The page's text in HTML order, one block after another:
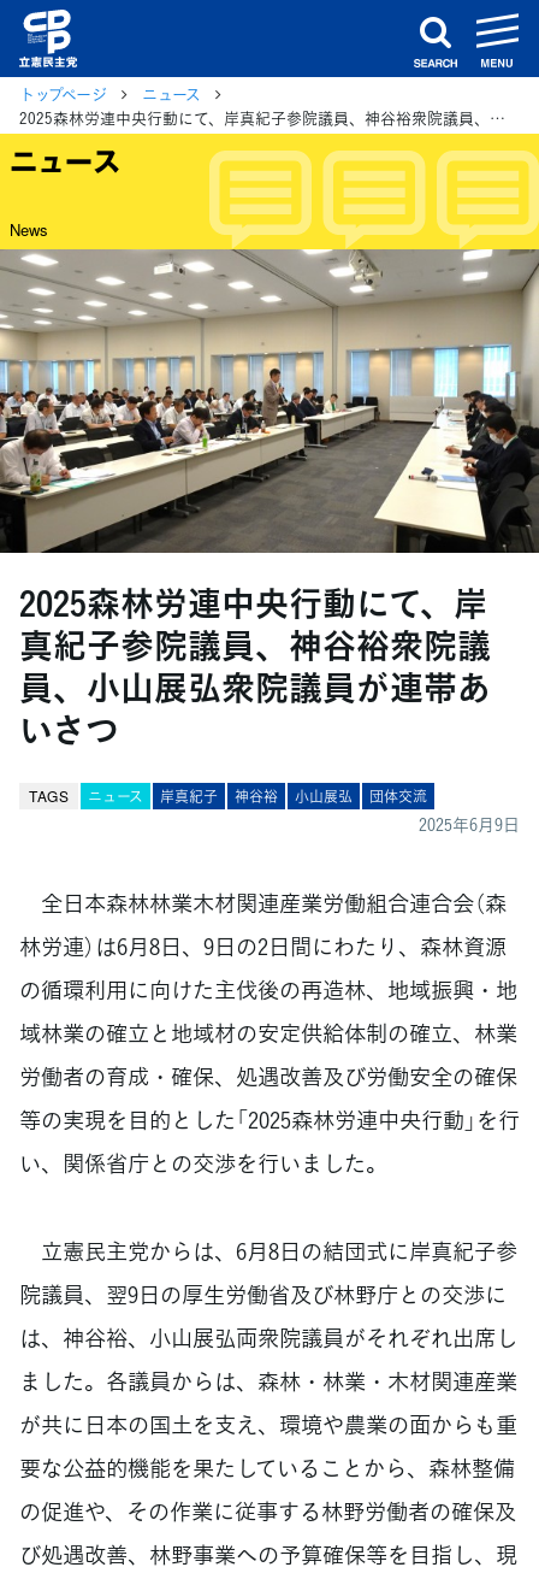
search
トップページ
ニュース
2025森林労連中央行動にて、岸真紀子参院議員、神谷裕衆院議員、小山展弘衆院議員が連帯あいさつ
ニュース
News
2025森林労連中央行動にて、岸
真紀子参院議員、神谷裕衆院議
員、小山展弘衆院議員が連帯あ
いさつ
TAGS ニュース 岸真紀子 神谷裕 小山展弘 団体交流
2025年6月9日
全日本森林林業木材関連産業労働組合連合会（森
林労連）は6月8日、9日の2日間にわたり、森林資源
の循環利用に向けた主伐後の再造林、地域振興・地
域林業の確立と地域材の安定供給体制の確立、林業
労働者の育成・確保、処遇改善及び労働安全の確保
等の実現を目的とした「2025森林労連中央行動」を行
い、関係省庁との交渉を行いました。
立憲民主党からは、6月8日の結団式に岸真紀子参
院議員、翌9日の厚生労働省及び林野庁との交渉に
は、神谷裕、小山展弘両衆院議員がそれぞれ出席し
ました。各議員からは、森林・林業・木材関連産業
が共に日本の国土を支え、環境や農業の面からも重
要な公益的機能を果たしていることから、森林整備
の促進や、その作業に従事する林野労働者の確保及
び処遇改善、林野事業への予算確保等を目指し、現